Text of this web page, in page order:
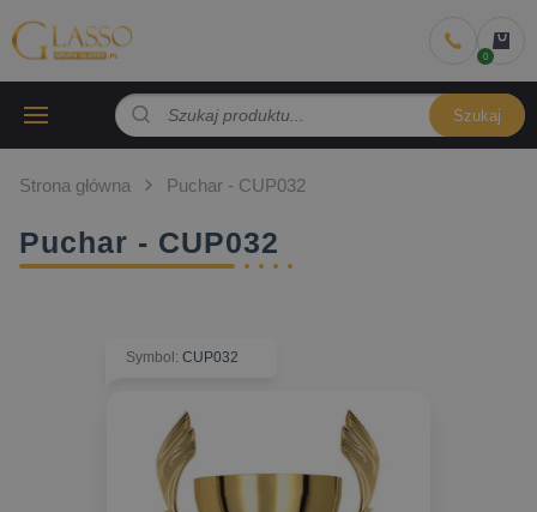
Szukaj
Strona główna Puchar - CUP032
Puchar - CUP032
Symbol : CUP032